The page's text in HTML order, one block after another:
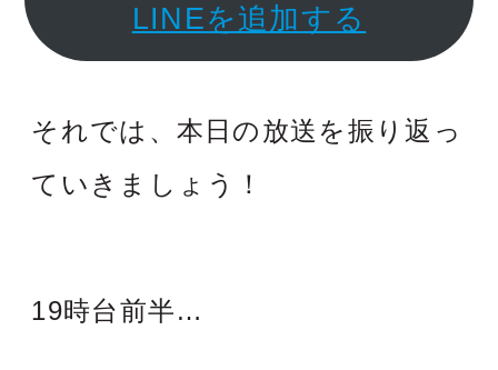
LINEを追加する
それでは、本日の放送を振り返っ
ていきましょう！
19時台前半…